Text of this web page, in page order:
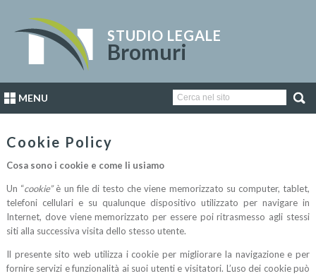
STUDIO LEGALE
Bromuri
MENU
Cookie Policy
Cosa sono i cookie e come li usiamo
Un “cookie”è un file di testo che viene memorizzato su computer, tablet,
telefoni cellulari e su qualunque dispositivo utilizzato per navigare in
Internet, dove viene memorizzato per essere poi ritrasmesso agli stessi
siti alla successiva visita dello stesso utente.
Il presente sito web utilizza i cookie per migliorare la navigazione e per
fornire servizi e funzionalità ai suoi utenti e visitatori. L’uso dei cookie può